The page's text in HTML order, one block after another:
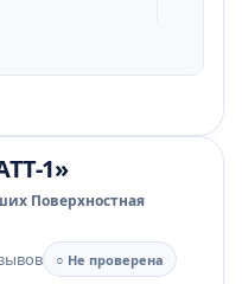
1»
Поверхностная
○ Не проверена